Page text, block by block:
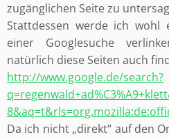
zugänglichen Seite zu
Stattdessen werde ich wohl
einer Googlesuche
natürlich diese Seiten auch
http://www.google.de/search?
Da ich nicht „direkt“ auf den